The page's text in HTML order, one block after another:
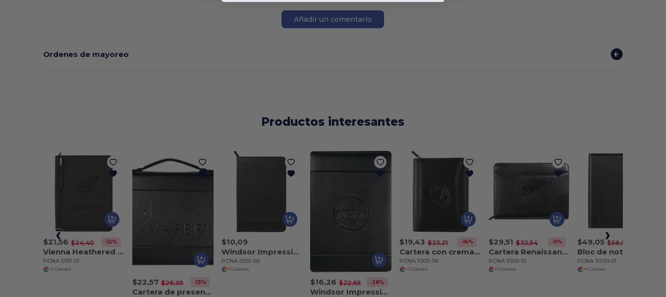
Añadir un comentario
Ordenes de mayoreo
Productos interesantes
$21,56 $24,40 -12%
Vienna Heathered Zippered Padfolio w FSC Mix Pape
PCNA 0911-01
+1 Colores
$22,57 $26,05 -13%
Cartera de presentación Windsor Impressions FSC Mi
$10,09
Windsor Impressions Jr. Zip Padfolio FSC Mix Pape
PCNA 0551-06
+1 Colores
$16,26 $22,65 -28%
Windsor Impressions Zip Padfolio Papel FSC Mixto
$19,43 $23,21 -16%
Cartera con cremallera Renaissance Jr. con papel FSC Mix
PCNA 1000-06
+1 Colores
$29,51 $32,54 -9%
Cartera Renaissance con cremallera y papel FSC Mix
PCNA 1000-10
+1 Colores
$49,05 $58,06
PCNA 9200-01
+1 Colores